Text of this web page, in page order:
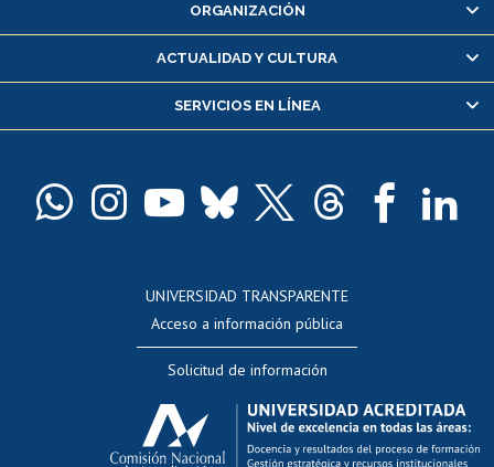
Consulta y certificado de notas
Servicio médico y dental
Pago de arancel y crédito alumnos
Docentes
Perfeccionamiento
Editar Portafolio Académico
Evaluación docente
Calificación académica
Postulación al AUCAI
ORGANIZACIÓN
ACTUALIDAD Y CULTURA
SERVICIOS EN LÍNEA
UNIVERSIDAD TRANSPARENTE
Acceso a información pública
Solicitud de información